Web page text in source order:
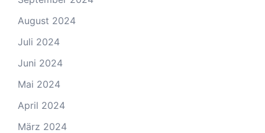
August 2024
Juli 2024
Juni 2024
Mai 2024
April 2024
März 2024